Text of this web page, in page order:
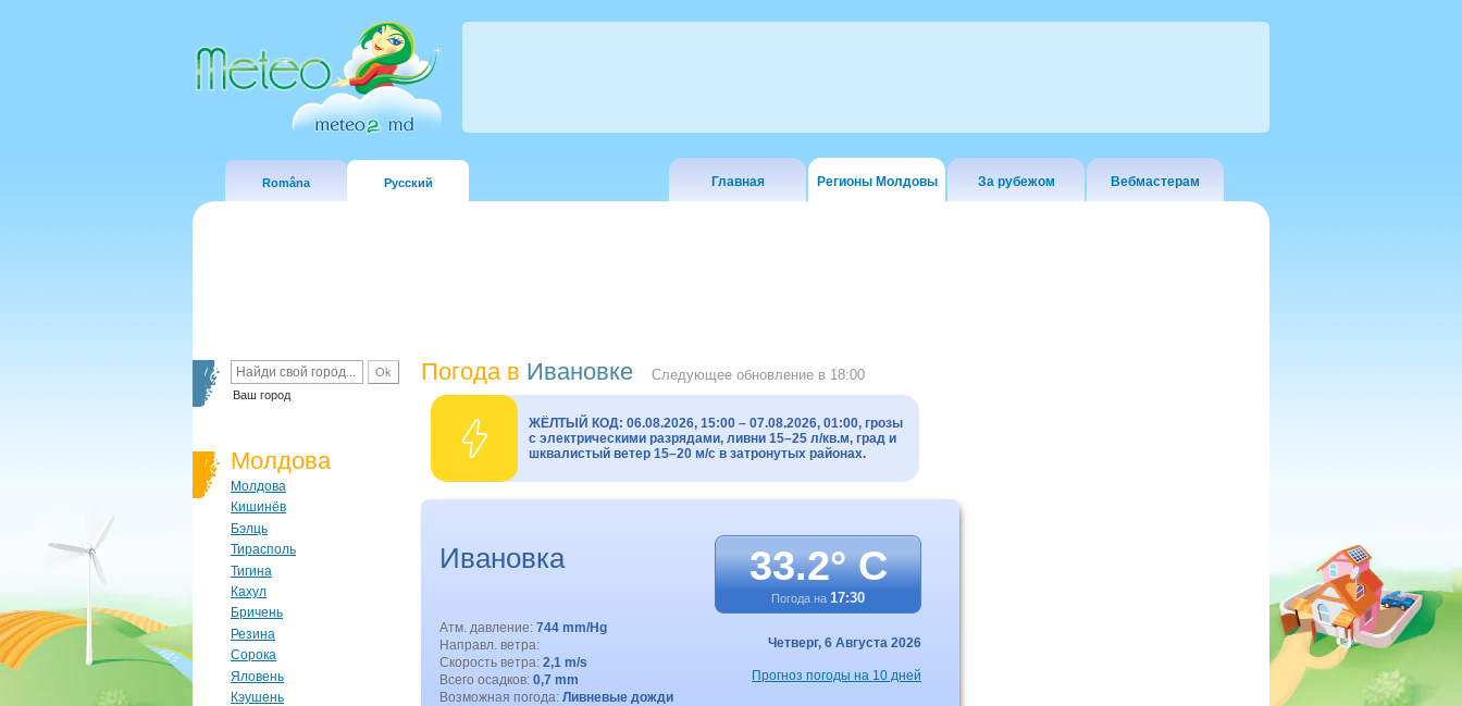
Româna Русский Главная Регионы Молдовы За рубежом Вебмастерам
Ваш город
Молдова
Молдова
Кишинёв
Бэлць
Тирасполь
Тигина
Кахул
Бричень
Резина
Сорока
Яловень
Кэушень
Погода в Ивановке Следующее обновление в 18:00
ЖЁЛТЫЙ КОД: 06.08.2026, 15:00 – 07.08.2026, 01:00, грозы
с электрическими разрядами, ливни 15–25 л/кв.м, град и
шквалистый ветер 15–20 м/с в затронутых районах.
Ивановка 33.2° C
Погода на 17:30
Атм. давление: 744 mm/Hg
Направл. ветра:
Скорость ветра: 2,1 m/s
Всего осадков: 0,7 mm
Возможная погода: Ливневые дожди
Четверг, 6 Августа 2026
Прогноз погоды на 10 дней